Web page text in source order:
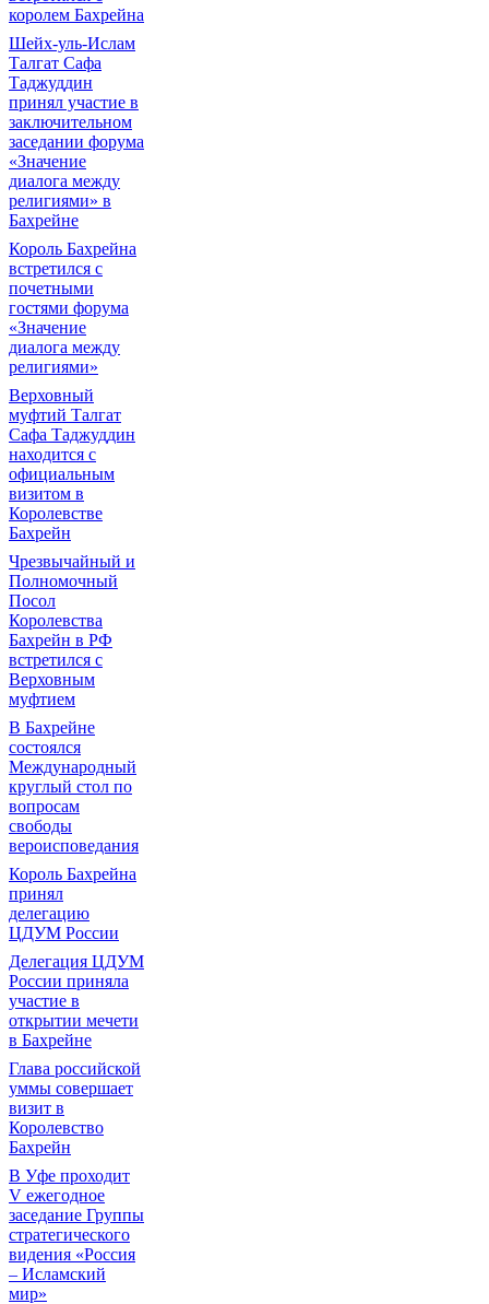
королем Бахрейна
Шейх-уль-Ислам
Талгат Сафа
Таджуддин
принял участие в
заключительном
заседании форума
«Значение
диалога между
религиями» в
Бахрейне
Король Бахрейна
встретился с
почетными
гостями форума
«Значение
диалога между
религиями»
Верховный
муфтий Талгат
Сафа Таджуддин
находится с
официальным
визитом в
Королевстве
Бахрейн
Чрезвычайный и
Полномочный
Посол
Королевства
Бахрейн в РФ
встретился с
Верховным
муфтием
В Бахрейне
состоялся
Международный
круглый стол по
вопросам
свободы
вероисповедания
Король Бахрейна
принял
делегацию
ЦДУМ России
Делегация ЦДУМ
России приняла
участие в
открытии мечети
в Бахрейне
Глава российской
уммы совершает
визит в
Королевство
Бахрейн
В Уфе проходит
V ежегодное
заседание Группы
стратегического
видения «Россия
– Исламский
мир»